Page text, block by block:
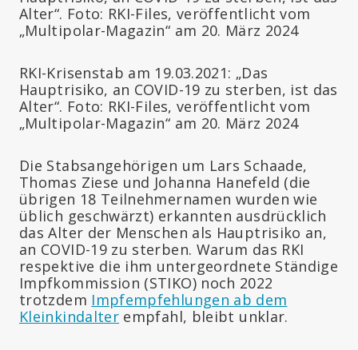
RKI-Krisenstab am 19.03.2021: „Das
Hauptrisiko, an COVID-19 zu sterben, ist das
Alter“. Foto: RKI-Files, veröffentlicht vom
„Multipolar-Magazin“ am 20. März 2024
Die Stabsangehörigen um Lars Schaade,
Thomas Ziese und Johanna Hanefeld (die
übrigen 18 Teilnehmernamen wurden wie
üblich geschwärzt) erkannten ausdrücklich
das Alter der Menschen als Hauptrisiko an,
an COVID-19 zu sterben. Warum das RKI
respektive die ihm untergeordnete Ständige
Impfkommission (STIKO) noch 2022
trotzdem Impfempfehlungen ab dem
Kleinkindalter empfahl, bleibt unklar.